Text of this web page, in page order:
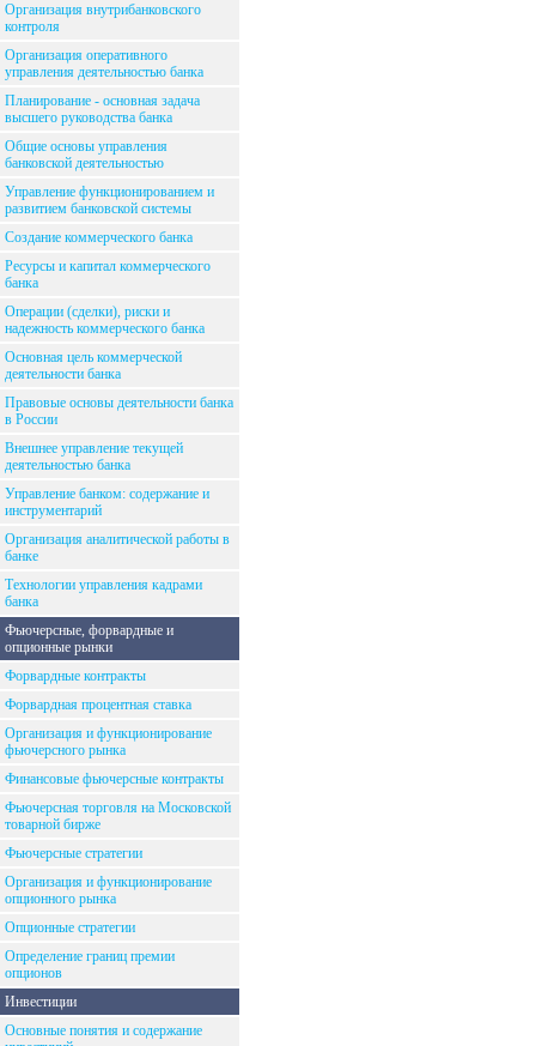
Организация внутрибанковского
контроля
Организация оперативного
управления деятельностью банка
Планирование - основная задача
высшего руководства банка
Общие основы управления
банковской деятельностью
Управление функционированием и
развитием банковской системы
Создание коммерческого банка
Ресурсы и капитал коммерческого
банка
Операции (сделки), риски и
надежность коммерческого банка
Основная цель коммерческой
деятельности банка
Правовые основы деятельности банка
в России
Внешнее управление текущей
деятельностью банка
Управление банком: содержание и
инструментарий
Организация аналитической работы в
банке
Технологии управления кадрами
банка
Фьючерсные, форвардные и
опционные рынки
Форвардные контракты
Форвардная процентная ставка
Организация и функционирование
фьючерсного рынка
Финансовые фьючерсные контракты
Фьючерсная торговля на Московской
товарной бирже
Фьючерсные стратегии
Организация и функционирование
опционного рынка
Опционные стратегии
Определение границ премии
опционов
Инвестиции
Основные понятия и содержание